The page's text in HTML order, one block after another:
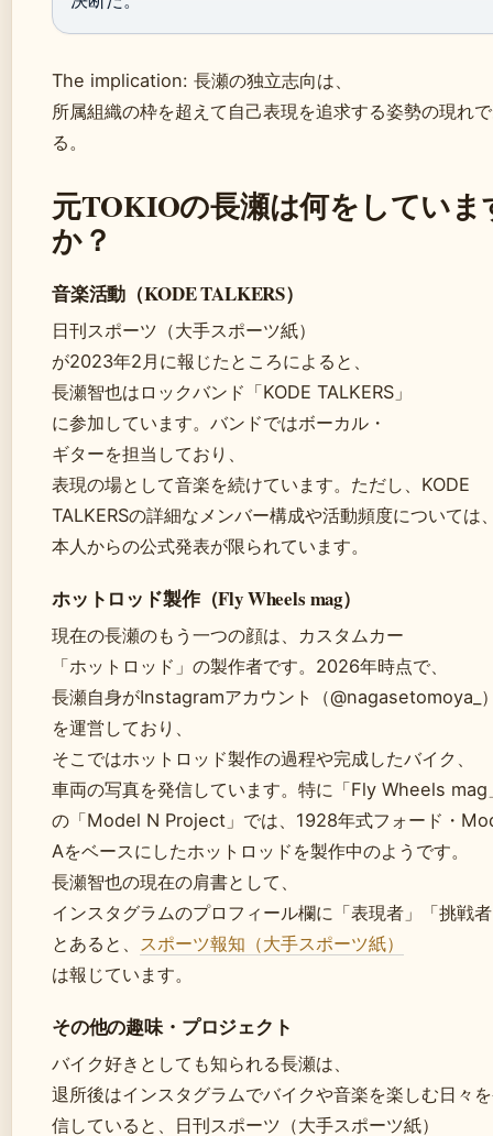
The implication: 長瀬の独立志向は、
所属組織の枠を超えて自己表現を追求する姿勢の現れ
る。
元TOKIOの長瀬は何をしていま
か？
音楽活動（KODE TALKERS）
日刊スポーツ（大手スポーツ紙）
が2023年2月に報じたところによると、
長瀬智也はロックバンド「KODE TALKERS」
に参加しています。バンドではボーカル・
ギターを担当しており、
表現の場として音楽を続けています。ただし、KODE
TALKERSの詳細なメンバー構成や活動頻度については
本人からの公式発表が限られています。
ホットロッド製作（Fly Wheels mag）
現在の長瀬のもう一つの顔は、カスタムカー
「ホットロッド」の製作者です。2026年時点で、
長瀬自身がInstagramアカウント（@nagasetomoya_
を運営しており、
そこではホットロッド製作の過程や完成したバイク、
車両の写真を発信しています。特に「Fly Wheels mag
の「Model N Project」では、1928年式フォード・
Aをベースにしたホットロッドを製作中のようです。
長瀬智也の現在の肩書として、
インスタグラムのプロフィール欄に「表現者」「挑戦
とあると、 スポーツ報知（大手スポーツ紙）
は報じています。
その他の趣味・プロジェクト
バイク好きとしても知られる長瀬は、
退所後はインスタグラムでバイクや音楽を楽しむ日々
信していると、日刊スポーツ（大手スポーツ紙）